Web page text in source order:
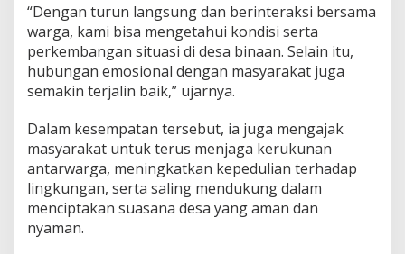
e
k
e
l
u
a
g
a
a
n
“Dengan turun langsung dan berinteraksi bersama
warga, kami bisa mengetahui kondisi serta
perkembangan situasi di desa binaan. Selain itu,
hubungan emosional dengan masyarakat juga
semakin terjalin baik,” ujarnya.
Dalam kesempatan tersebut, ia juga mengajak
masyarakat untuk terus menjaga kerukunan
antarwarga, meningkatkan kepedulian terhadap
lingkungan, serta saling mendukung dalam
menciptakan suasana desa yang aman dan
nyaman.